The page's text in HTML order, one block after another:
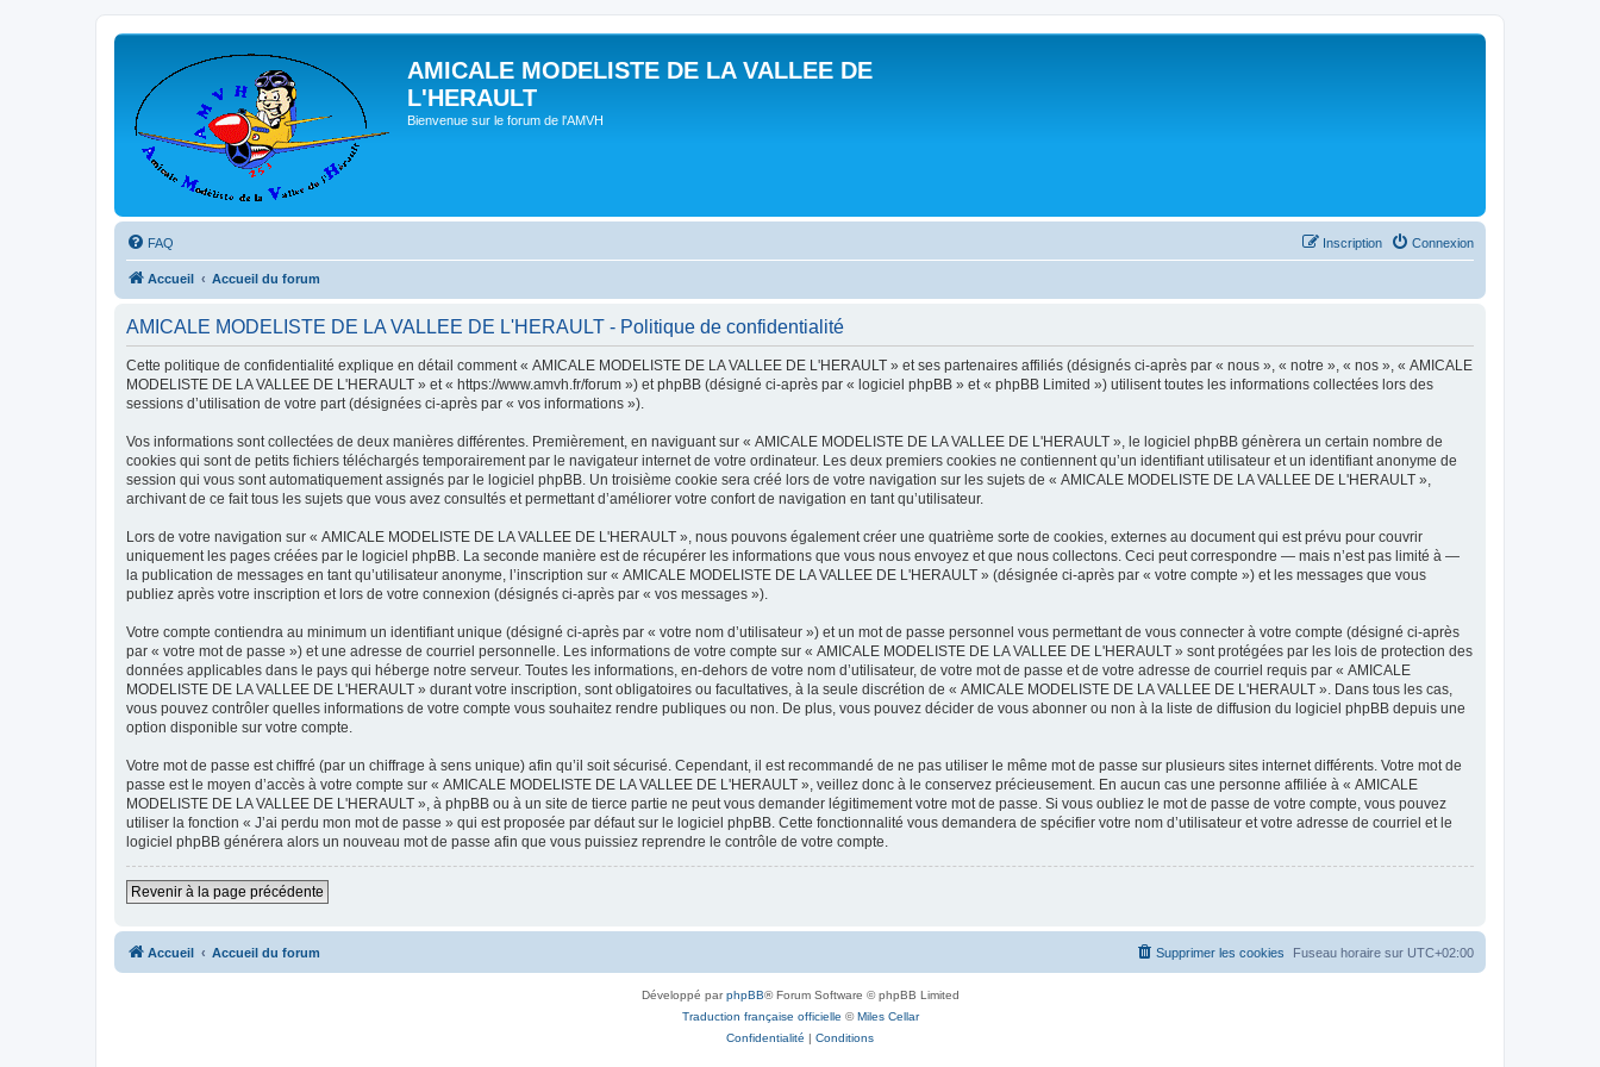
AMICALE MODELISTE DE LA VALLEE DE
L'HERAULT
Bienvenue sur le forum de l'AMVH
FAQ Connexion
Inscription
Accueil Accueil du forum
AMICALE MODELISTE DE LA VALLEE DE L'HERAULT - Politique de confidentialité
Cette politique de confidentialité explique en détail comment « AMICALE MODELISTE DE LA VALLEE DE L'HERAULT » et ses partenaires affiliés (désignés ci-après par « nous », « notre », « nos », « AMICALE
MODELISTE DE LA VALLEE DE L'HERAULT » et « https://www.amvh.fr/forum ») et phpBB (désigné ci-après par « logiciel phpBB » et « phpBB Limited ») utilisent toutes les informations collectées lors des
sessions d’utilisation de votre part (désignées ci-après par « vos informations »).
Vos informations sont collectées de deux manières différentes. Premièrement, en naviguant sur « AMICALE MODELISTE DE LA VALLEE DE L'HERAULT », le logiciel phpBB génèrera un certain nombre de
cookies qui sont de petits fichiers téléchargés temporairement par le navigateur internet de votre ordinateur. Les deux premiers cookies ne contiennent qu’un identifiant utilisateur et un identifiant anonyme de
session qui vous sont automatiquement assignés par le logiciel phpBB. Un troisième cookie sera créé lors de votre navigation sur les sujets de « AMICALE MODELISTE DE LA VALLEE DE L'HERAULT »,
archivant de ce fait tous les sujets que vous avez consultés et permettant d’améliorer votre confort de navigation en tant qu’utilisateur.
Lors de votre navigation sur « AMICALE MODELISTE DE LA VALLEE DE L'HERAULT », nous pouvons également créer une quatrième sorte de cookies, externes au document qui est prévu pour couvrir
uniquement les pages créées par le logiciel phpBB. La seconde manière est de récupérer les informations que vous nous envoyez et que nous collectons. Ceci peut correspondre — mais n’est pas limité à —
la publication de messages en tant qu’utilisateur anonyme, l’inscription sur « AMICALE MODELISTE DE LA VALLEE DE L'HERAULT » (désignée ci-après par « votre compte ») et les messages que vous
publiez après votre inscription et lors de votre connexion (désignés ci-après par « vos messages »).
Votre compte contiendra au minimum un identifiant unique (désigné ci-après par « votre nom d’utilisateur ») et un mot de passe personnel vous permettant de vous connecter à votre compte (désigné ci-après
par « votre mot de passe ») et une adresse de courriel personnelle. Les informations de votre compte sur « AMICALE MODELISTE DE LA VALLEE DE L'HERAULT » sont protégées par les lois de protection des
données applicables dans le pays qui héberge notre serveur. Toutes les informations, en-dehors de votre nom d’utilisateur, de votre mot de passe et de votre adresse de courriel requis par « AMICALE
MODELISTE DE LA VALLEE DE L'HERAULT » durant votre inscription, sont obligatoires ou facultatives, à la seule discrétion de « AMICALE MODELISTE DE LA VALLEE DE L'HERAULT ». Dans tous les cas,
vous pouvez contrôler quelles informations de votre compte vous souhaitez rendre publiques ou non. De plus, vous pouvez décider de vous abonner ou non à la liste de diffusion du logiciel phpBB depuis une
option disponible sur votre compte.
Votre mot de passe est chiffré (par un chiffrage à sens unique) afin qu’il soit sécurisé. Cependant, il est recommandé de ne pas utiliser le même mot de passe sur plusieurs sites internet différents. Votre mot de
passe est le moyen d’accès à votre compte sur « AMICALE MODELISTE DE LA VALLEE DE L'HERAULT », veillez donc à le conservez précieusement. En aucun cas une personne affiliée à « AMICALE
MODELISTE DE LA VALLEE DE L'HERAULT », à phpBB ou à un site de tierce partie ne peut vous demander légitimement votre mot de passe. Si vous oubliez le mot de passe de votre compte, vous pouvez
utiliser la fonction « J’ai perdu mon mot de passe » qui est proposée par défaut sur le logiciel phpBB. Cette fonctionnalité vous demandera de spécifier votre nom d’utilisateur et votre adresse de courriel et le
logiciel phpBB générera alors un nouveau mot de passe afin que vous puissiez reprendre le contrôle de votre compte.
Revenir à la page précédente
Accueil Accueil du forum Fuseau horaire sur UTC+02:00
Supprimer les cookies
Développé parphpBB® Forum Software © phpBB Limited
Traduction française officielle ©Miles Cellar
Confidentialité | Conditions